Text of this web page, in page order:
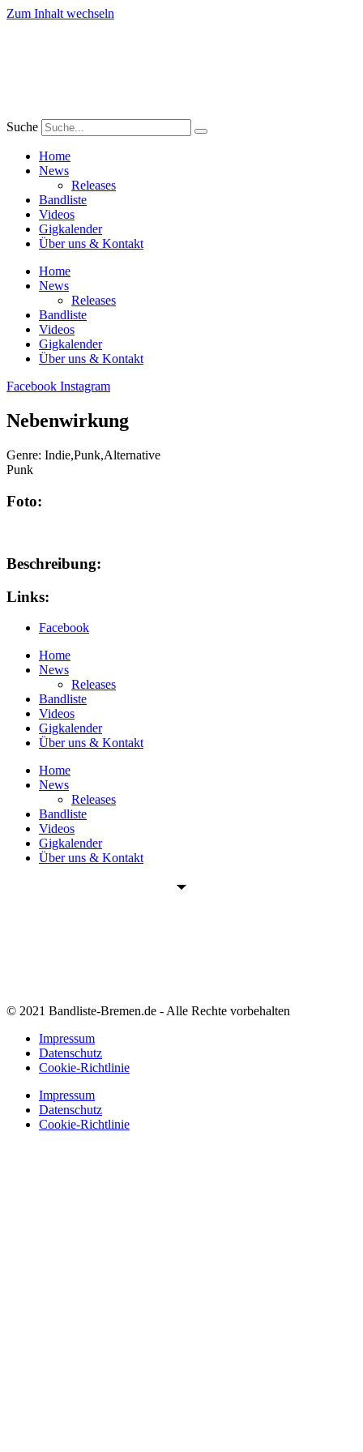
Zum Inhalt wechseln
Suche
Home
News
Releases
Bandliste
Videos
Gigkalender
Über uns & Kontakt
Home
News
Releases
Bandliste
Videos
Gigkalender
Über uns & Kontakt
Facebook Instagram
Nebenwirkung
Genre: Indie,Punk,Alternative
Punk
Foto:
Beschreibung:
Links:
Facebook
Home
News
Releases
Bandliste
Videos
Gigkalender
Über uns & Kontakt
Home
News
Releases
Bandliste
Videos
Gigkalender
Über uns & Kontakt
© 2021 Bandliste-Bremen.de - Alle Rechte vorbehalten
Impressum
Datenschutz
Cookie-Richtlinie
Impressum
Datenschutz
Cookie-Richtlinie